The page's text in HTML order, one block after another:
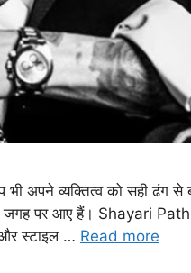
भी अपने व्यक्तित्व को सही
जगह पर आए हैं। Shayari
स्टाइल … Read more